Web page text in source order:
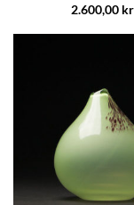
2.600,00 kr